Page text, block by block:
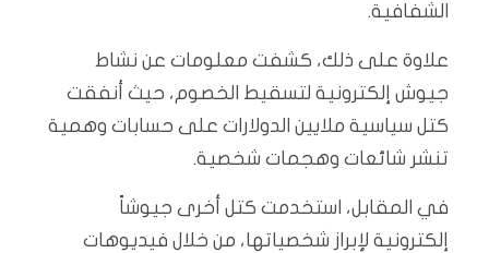
الشفافية.
علاوة على ذلك، كشفت معلومات عن نشاط
جيوش إلكترونية لتسقيط الخصوم، حيث أنفقت
كتل سياسية ملايين الدولارات على حسابات وهمية
تنشر شائعات وهجمات شخصية.
في المقابل، استخدمت كتل أخرى جيوشاً
إلكترونية لإبراز شخصياتها، من خلال فيديوهات